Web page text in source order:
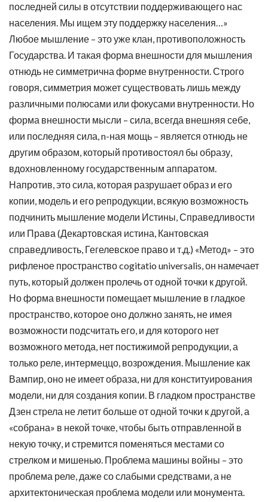
последней силы в отсутствии поддерживающего нас
населения. Мы ищем эту поддержку населения…»
Любое мышление – это уже клан, противоположность
Государства. И такая форма внешности для мышления
отнюдь не симметрична форме внутренности. Строго
говоря, симметрия может существовать лишь между
различными полюсами или фокусами внутренности. Но
форма внешности мысли – сила, всегда внешняя себе,
или последняя сила, n-ная мощь – является отнюдь не
другим образом, который противостоял бы образу,
вдохновленному государственным аппаратом.
Напротив, это сила, которая разрушает образ и его
копии, модель и его репродукции, всякую возможность
подчинить мышление модели Истины, Справедливости
или Права (Декартовская истина, Кантовская
справедливость, Гегелевское право и т.д.) «Метод» – это
рифленое пространство cogitatio universalis, он намечает
путь, который должен пролечь от одной точки к другой.
Но форма внешности помещает мышление в гладкое
пространство, которое оно должно занять, не имея
возможности подсчитать его, и для которого нет
возможного метода, нет постижимой репродукции, а
только реле, интермеццо, возрождения. Мышление как
Вампир, оно не имеет образа, ни для конституирования
модели, ни для создания копии. В гладком пространстве
Дзен стрела не летит больше от одной точки к другой, а
«собрана» в некой точке, чтобы быть отправленной в
некую точку, и стремится поменяться местами со
стрелком и мишенью. Проблема машины войны – это
проблема реле, даже со слабыми средствами, а не
архитектоническая проблема модели или монумента.